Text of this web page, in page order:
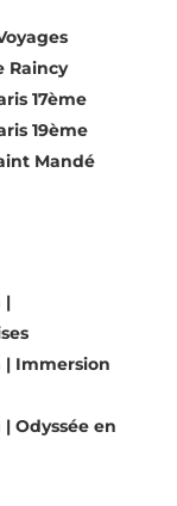
Raincy
17ème
19ème
Mandé
|
| Immersion
Odyssée en